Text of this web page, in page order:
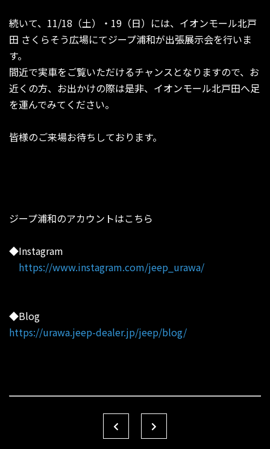
続いて、11/18（土）・19（日）には、イオンモール北戸
田 さくらそう広場にてジープ浦和が出張展示会を行いま
す。
間近で実車をご覧いただけるチャンスとなりますので、お
近くの方、お出かけの際は是非、イオンモール北戸田へ足
を運んでみてください。
皆様のご来場お待ちしております。
ジープ浦和のアカウントはこちら
◆Instagram
https://www.instagram.com/jeep_urawa/
◆Blog
https://urawa.jeep-dealer.jp/jeep/blog/